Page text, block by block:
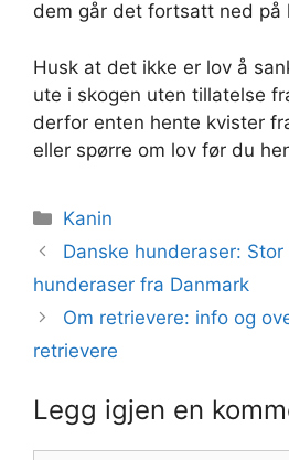
dem går det fortsatt ned på
Husk at det ikke er lov å
ute i skogen uten tillatelse
derfor enten hente kvister
eller spørre om lov før du
Kategorier
Kanin
Danske hunderaser:
hunderaser fra Danmark
Om retrievere: info og
retrievere
Legg igjen en